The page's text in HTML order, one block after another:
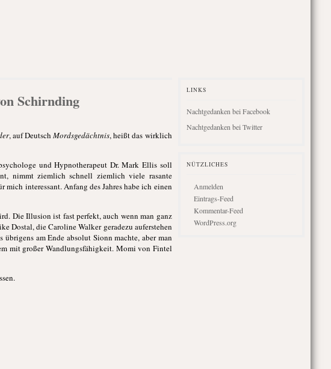
Schirnding
, auf DeutschMordsgedächtnis, heißt das wirklich
und Hypnotherapeut Dr. Mark Ellis soll
nimmt ziemlich schnell ziemlich viele rasante
mich interessant. Anfang des Jahres habe ich einen
Die Illusion ist fast perfekt, auch wenn man ganz
Dostal, die Caroline Walker geradezu auferstehen
am Ende absolut Sionn machte, aber man
mit großer Wandlungsfähigkeit. Momi von Fintel
LINKS
Nachtgedanken bei Facebook
Nachtgedanken bei Twitter
NÜTZLICHES
Anmelden
Eintrags-Feed
Kommentar-Feed
WordPress.org